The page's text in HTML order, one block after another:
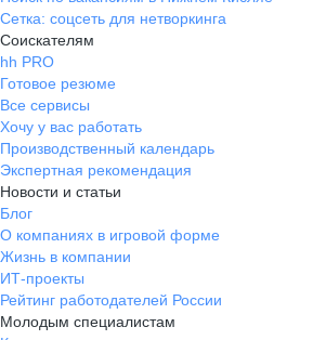
Сетка: соцсеть для нетворкинга
Соискателям
hh PRO
Готовое резюме
Все сервисы
Хочу у вас работать
Производственный календарь
Экспертная рекомендация
Новости и статьи
Блог
О компаниях в игровой форме
Жизнь в компании
ИТ-проекты
Рейтинг работодателей России
Молодым специалистам